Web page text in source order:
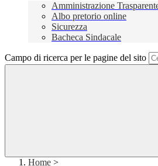
Amministrazione
Albo pretorio online
Sicurezza
Bacheca Sindacale
Campo di ricerca per le pagine del sito
Home >